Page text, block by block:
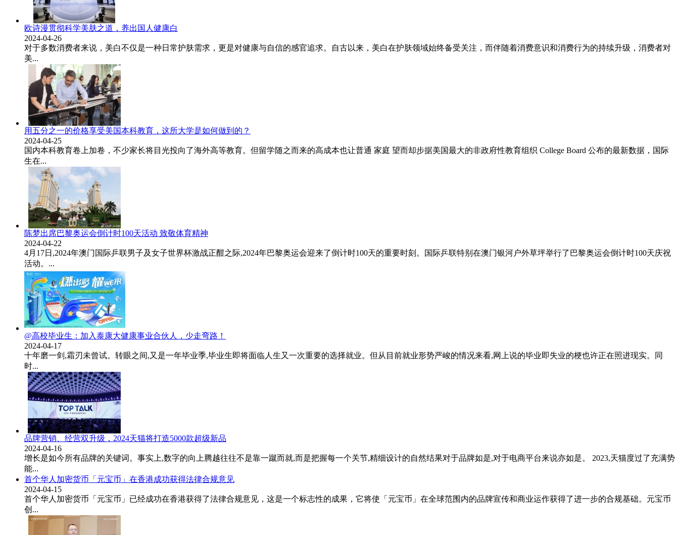
欧诗漫贯彻科学美肤之道，养出国人健康白
2024-04-26
对于多数消费者来说，美白不仅是一种日常护肤需求，更是对健康与自信的感官追求。自古以来，美白在护肤领域始终备受关注，而伴随着消费意识和消费行为的持续升级，消费者对
美...
用五分之一的价格享受美国本科教育，这所大学是如何做到的？
2024-04-25
国内本科教育卷上加卷，不少家长将目光投向了海外高等教育。但留学随之而来的高成本也让普通 家庭 望而却步据美国最大的非政府性教育组织 College Board 公布的最新数据，国际
生在...
陈梦出席巴黎奥运会倒计时100天活动 致敬体育精神
2024-04-22
4月17日,2024年澳门国际乒联男子及女子世界杯激战正酣之际,2024年巴黎奥运会迎来了倒计时100天的重要时刻。国际乒联特别在澳门银河户外草坪举行了巴黎奥运会倒计时100天庆祝
活动。...
@高校毕业生：加入泰康大健康事业合伙人，少走弯路！
2024-04-17
十年磨一剑,霜刃未曾试。转眼之间,又是一年毕业季,毕业生即将面临人生又一次重要的选择就业。但从目前就业形势严峻的情况来看,网上说的毕业即失业的梗也许正在照进现实。同
时...
品牌营销、经营双升级，2024天猫将打造5000款超级新品
2024-04-16
增长是如今所有品牌的关键词。事实上,数字的向上腾越往往不是靠一蹴而就,而是把握每一个关节,精细设计的自然结果对于品牌如是,对于电商平台来说亦如是。 2023,天猫度过了充满势
能...
首个华人加密货币「元宝币」在香港成功获得法律合规意见
2024-04-15
首个华人加密货币「元宝币」已经成功在香港获得了法律合规意见，这是一个标志性的成果，它将使「元宝币」在全球范围内的品牌宣传和商业运作获得了进一步的合规基础。元宝币
创...